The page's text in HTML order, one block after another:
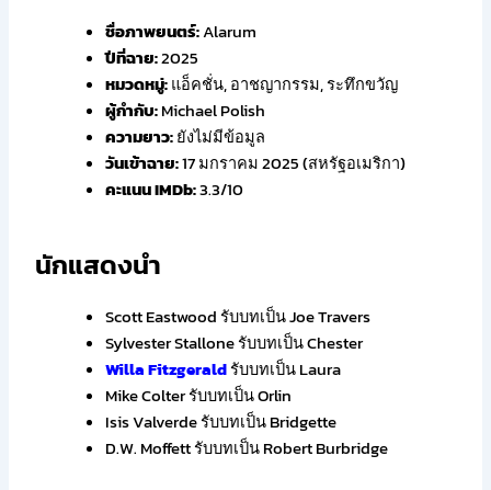
ชื่อภาพยนตร์:Alarum
ปีที่ฉาย:2025
หมวดหมู่:แอ็คชั่น, อาชญากรรม, ระทึกขวัญ
ผู้กำกับ:Michael Polish
ความยาว:ยังไม่มีข้อมูล
วันเข้าฉาย:17 มกราคม 2025 (สหรัฐอเมริกา)
คะแนน IMDb:3.3/10
นักแสดงนำ
Scott Eastwood รับบทเป็น Joe Travers
Sylvester Stallone รับบทเป็น Chester
Willa Fitzgeraldรับบทเป็น Laura
Mike Colter รับบทเป็น Orlin
Isis Valverde รับบทเป็น Bridgette
D.W. Moffett รับบทเป็น Robert Burbridge